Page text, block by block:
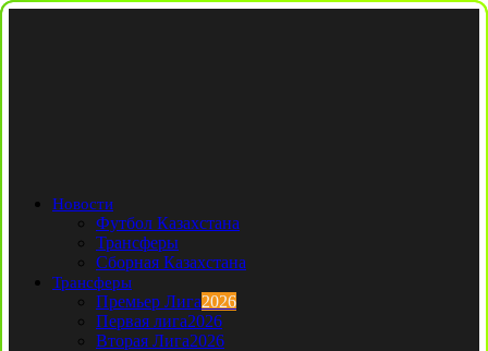
Новости
Футбол Казахстана
Трансферы
Сборная Казахстана
Трансферы
Премьер Лига2026
Первая лига2026
Вторая Лига2026